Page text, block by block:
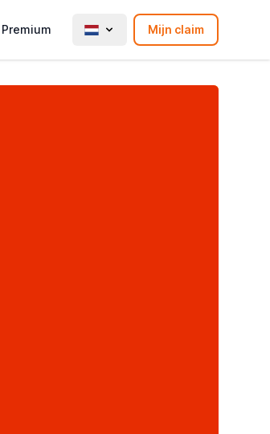
Premium Mijn claim